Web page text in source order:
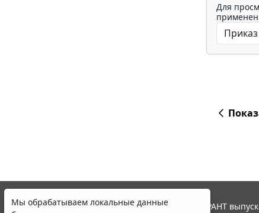
Для
Мы обрабатываем локальные данные
© ООО "НПП "ГАРАНТ-СЕРВИС", 2026. Система ГАРАНТ